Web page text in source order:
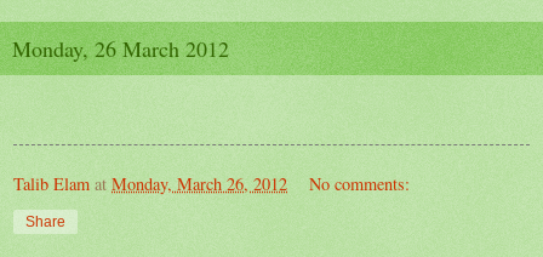
Monday, 26 March 2012
Talib Elam at Monday, March 26, 2012 No comments:
Share